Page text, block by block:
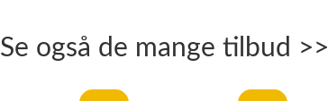
Se også de mange tilbud >>